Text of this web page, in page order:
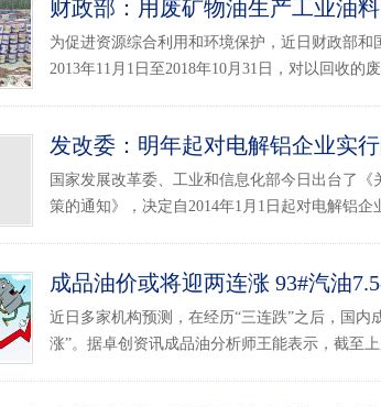
财政部：用废矿物油生产工业油
为促进资源综合利用和环境保护，近日财政部和
2013年11月1日至2018年10月31日，对以回收的
发改委：明年起对电解铝企业实
国家发展改革委、工业和信息化部今日出台了
策的通知》，决定自2014年1月1日起对电解铝企
成品油价或将迎两连涨 93#汽油
近日多家机构预测，在经历“三连跌”之后，国内
涨”。据卓创资讯成品油分析师王能表示，截至